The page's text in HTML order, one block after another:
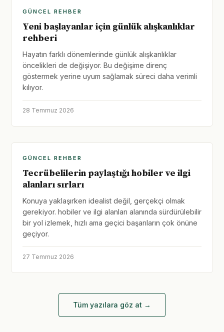
GÜNCEL REHBER
Yeni başlayanlar için günlük alışkanlıklar
rehberi
Hayatın farklı dönemlerinde günlük alışkanlıklar
öncelikleri de değişiyor. Bu değişime direnç
göstermek yerine uyum sağlamak süreci daha verimli
kılıyor.
28 Temmuz 2026
GÜNCEL REHBER
Tecrübelilerin paylaştığı hobiler ve ilgi
alanları sırları
Konuya yaklaşırken idealist değil, gerçekçi olmak
gerekiyor. hobiler ve ilgi alanları alanında sürdürülebilir
bir yol izlemek, hızlı ama geçici başarıların çok önüne
geçiyor.
27 Temmuz 2026
Tüm yazılara göz at →